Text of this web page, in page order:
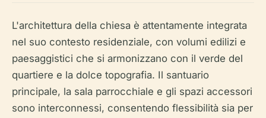
L'architettura della chiesa è attentamente integrata
nel suo contesto residenziale, con volumi edilizi e
paesaggistici che si armonizzano con il verde del
quartiere e la dolce topografia. Il santuario
principale, la sala parrocchiale e gli spazi accessori
sono interconnessi, consentendo flessibilità sia per